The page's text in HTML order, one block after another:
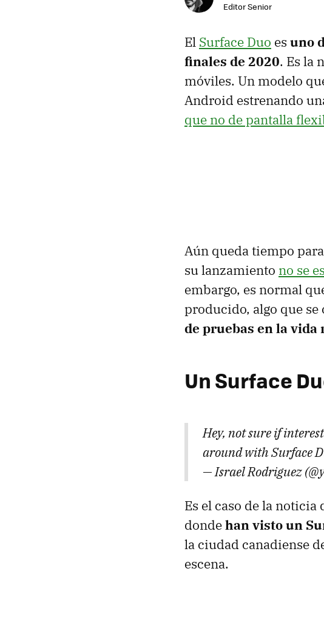
Editor Senior
El Surface Duo es uno
finales de 2020. Es la
móviles. Un modelo
Android estrenando
que no de pantalla
Aún queda tiempo
su lanzamiento no se
embargo, es normal
producido, algo que
de pruebas en la vida
Un Surface
Hey, not sure if
around with Surface
— Israel Rodriguez
Es el caso de la noticia
dondehan visto un
la ciudad canadiense
escena.